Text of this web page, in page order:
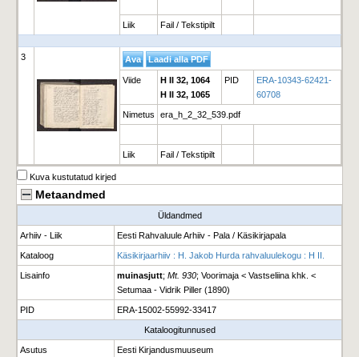
Liik Fail / Tekstipilt
3
Viide
H II 32, 1064
H II 32, 1065
PID
ERA-10343-62421-
60708
Nimetus era_h_2_32_539.pdf
Liik Fail / Tekstipilt
Kuva kustutatud kirjed
Metaandmed
Üldandmed
Arhiiv - Liik Eesti Rahvaluule Arhiiv - Pala / Käsikirjapala
Kataloog Käsikirjaarhiiv : H. Jakob Hurda rahvaluulekogu : H II.
Lisainfo muinasjutt; Mt. 930; Voorimaja < Vastseliina khk. <
Setumaa - Vidrik Piller (1890)
PID ERA-15002-55992-33417
Kataloogitunnused
Asutus Eesti Kirjandusmuuseum